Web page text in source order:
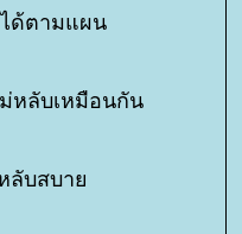
ด้ตามแผน
หลับเหมือนกัน
หลับสบา